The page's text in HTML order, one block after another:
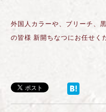
外国人カラーや、ブリーチ、
の皆様 新開ちなつにお任せく